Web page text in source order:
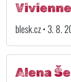
blesk.cz • 3. 8.
Alena